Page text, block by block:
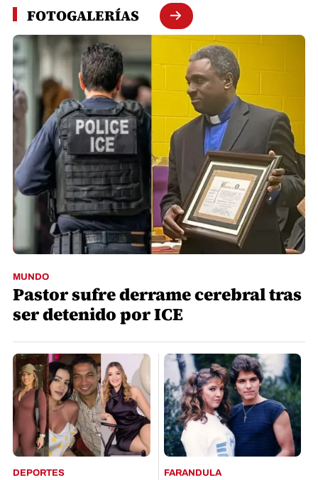
FOTOGALERÍAS
MUNDO
Pastor sufre derrame cerebral tras
ser detenido por ICE
DEPORTES FARANDULA